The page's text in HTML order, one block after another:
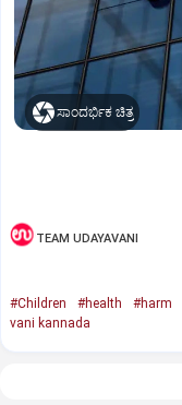
ಸಾಂದರ್ಭಿಕ ಚಿತ್ರ
TEAM UDAYAVANI
#Children #health #harm
vani kannada